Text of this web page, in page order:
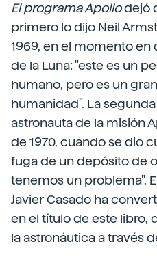
El programa Apollodejó
primero lo dijo Neil
1969, en el momento
de la Luna: "este es un
humano, pero es un
humanidad". La
astronauta de la misión
de 1970, cuando se dio
fuga de un depósito de
tenemos un problema".
Javier Casado ha
en el título de este libro,
la astronáutica a través